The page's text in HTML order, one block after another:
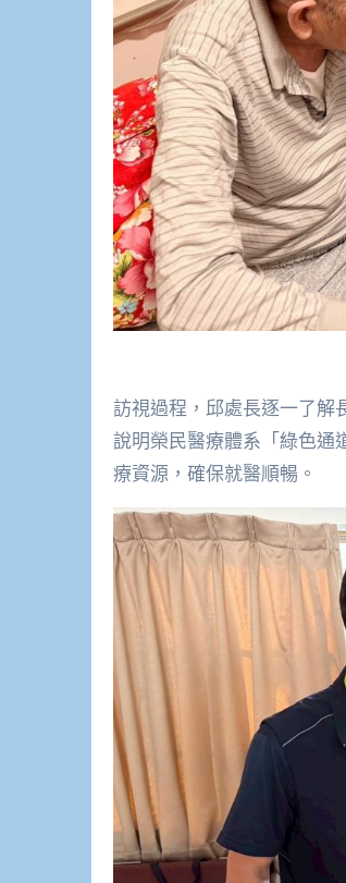
訪視過程，邱處長逐一了解
說明榮民醫療體系「綠色通
療資源，確保就醫順暢。